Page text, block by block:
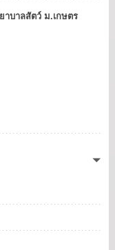
าบาลสัตว์ ม.เกษตร